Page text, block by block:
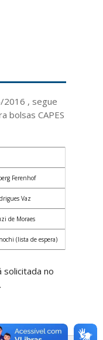
2016 , segue
bolsas CAPES
Ferenhof
Vaz
de Moraes
(lista de espera)
solicitada no